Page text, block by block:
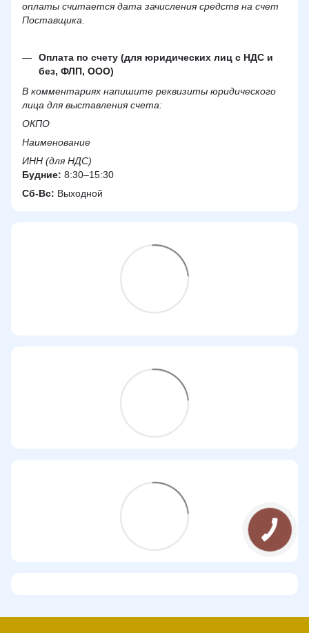
оплаты считается дата зачисления средств на счет
Поставщика.
Оплата по счету (для юридических лиц с НДС и
без, ФЛП, ООО)
В комментариях напишите реквизиты юридического
лица для выставления счета:
ОКПО
Наименование
ИНН (для НДС)
Будние: 8:30–15:30
Сб-Вс: Выходной